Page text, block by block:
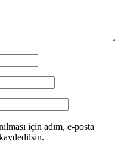
için adım, e-posta